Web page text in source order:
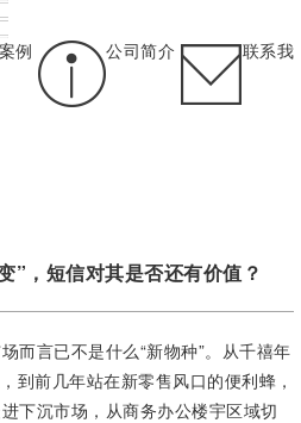
例 公司简介 联系我
”，短信对其是否还有价值？
而言已不是什么“新物种”。从千禧年
到前几年站在新零售风口的便利蜂，
下沉市场，从商务办公楼宇区域切